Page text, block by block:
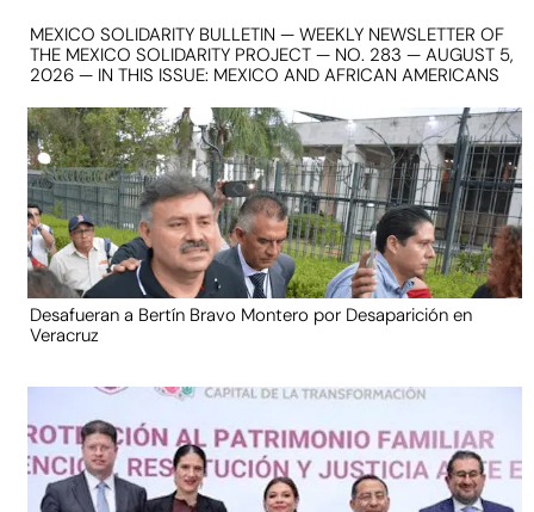
MEXICO SOLIDARITY BULLETIN — WEEKLY NEWSLETTER OF
THE MEXICO SOLIDARITY PROJECT — NO. 283 — AUGUST 5,
2026 — IN THIS ISSUE: MEXICO AND AFRICAN AMERICANS
Desafueran a Bertín Bravo Montero por Desaparición en
Veracruz